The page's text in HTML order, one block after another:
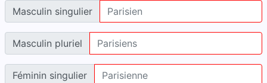
Masculin singulier
Masculin pluriel
Féminin singulier